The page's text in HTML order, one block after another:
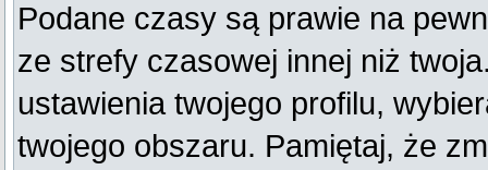
Podane czasy są prawie na
ze strefy czasowej innej niż
ustawienia twojego profilu,
twojego obszaru. Pamiętaj, że